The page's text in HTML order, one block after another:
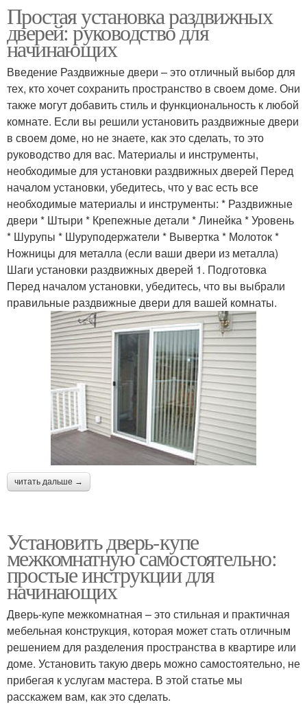
Простая установка раздвижных
дверей: руководство для
начинающих
Введение Раздвижные двери – это отличный выбор для
тех, кто хочет сохранить пространство в своем доме. Они
также могут добавить стиль и функциональность к любой
комнате. Если вы решили установить раздвижные двери
в своем доме, но не знаете, как это сделать, то это
руководство для вас. Материалы и инструменты,
необходимые для установки раздвижных дверей Перед
началом установки, убедитесь, что у вас есть все
необходимые материалы и инструменты: * Раздвижные
двери * Штыри * Крепежные детали * Линейка * Уровень
* Шурупы * Шуруподержатели * Вывертка * Молоток *
Ножницы для металла (если ваши двери из металла)
Шаги установки раздвижных дверей 1. Подготовка
Перед началом установки, убедитесь, что вы выбрали
правильные раздвижные двери для вашей комнаты.
читать дальше →
Установить дверь-купе
межкомнатную самостоятельно:
простые инструкции для
начинающих
Дверь-купе межкомнатная – это стильная и практичная
мебельная конструкция, которая может стать отличным
решением для разделения пространства в квартире или
доме. Установить такую дверь можно самостоятельно, не
прибегая к услугам мастера. В этой статье мы
расскажем вам, как это сделать.